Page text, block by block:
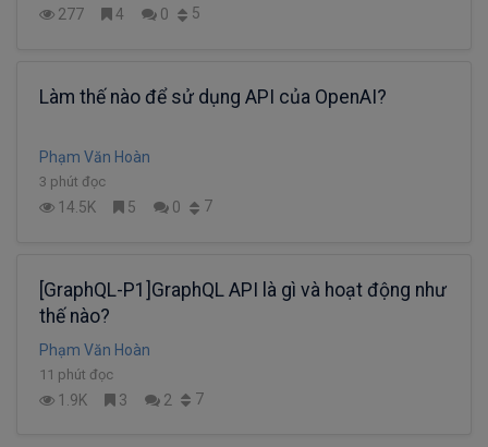
277 4 0 5
Làm thế nào để sử dụng API của OpenAI?
Phạm Văn Hoàn
3 phút đọc
14.5K 5 0 7
[GraphQL-P1]GraphQL API là gì và hoạt động như
thế nào?
Phạm Văn Hoàn
11 phút đọc
1.9K 3 2 7